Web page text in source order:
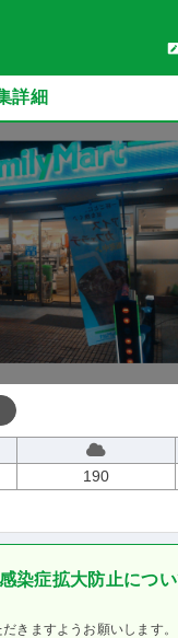
詳細
190
染症拡大防止につ
きますようお願いします。